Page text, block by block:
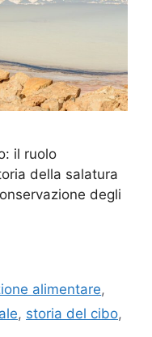
il ruolo
della salatura
degli
alimentare,
, storia del cibo,